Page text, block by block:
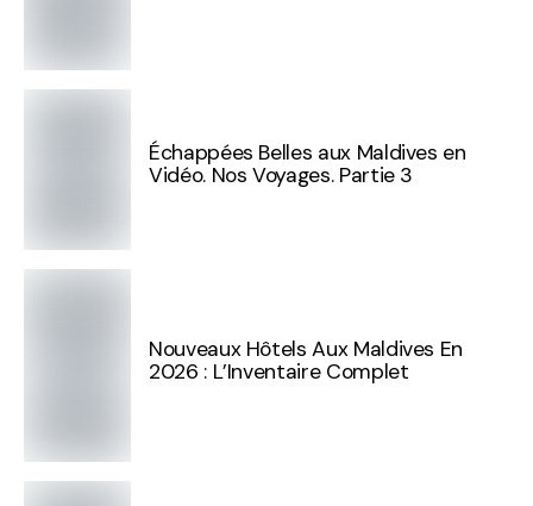
Échappées Belles aux Maldives en
Vidéo. Nos Voyages. Partie 3
Nouveaux Hôtels Aux Maldives En
2026 : L’Inventaire Complet